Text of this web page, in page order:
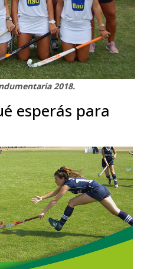
2018.
esperás para